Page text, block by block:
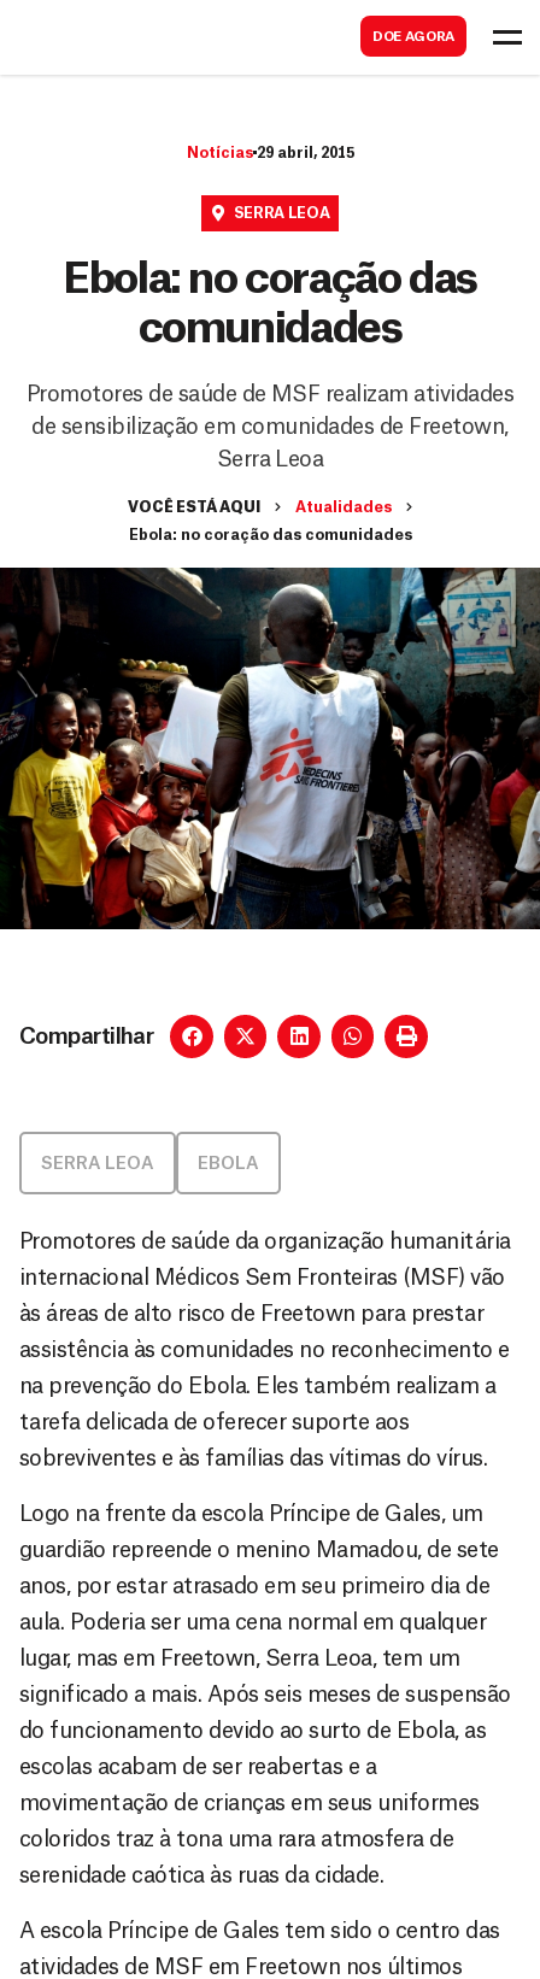
DOE AGORA
r
Notícias 29 abril, 2015
SERRA LEOA
Ebola: no coração das
comunidades
Promotores de saúde de MSF realizam atividades
de sensibilização em comunidades de Freetown,
Serra Leoa
VOCÊ ESTÁ AQUI
Atualidades
Ebola: no coração das comunidades
Compartilhar
SERRA LEOA EBOLA
Promotores de saúde da organização humanitária
internacional Médicos Sem Fronteiras (MSF) vão
às áreas de alto risco de Freetown para prestar
assistência às comunidades no reconhecimento e
na prevenção do Ebola. Eles também realizam a
tarefa delicada de oferecer suporte aos
sobreviventes e às famílias das vítimas do vírus.
Logo na frente da escola Príncipe de Gales, um
guardião repreende o menino Mamadou, de sete
anos, por estar atrasado em seu primeiro dia de
aula. Poderia ser uma cena normal em qualquer
lugar, mas em Freetown, Serra Leoa, tem um
significado a mais. Após seis meses de suspensão
do funcionamento devido ao surto de Ebola, as
escolas acabam de ser reabertas e a
movimentação de crianças em seus uniformes
coloridos traz à tona uma rara atmosfera de
serenidade caótica às ruas da cidade.
A escola Príncipe de Gales tem sido o centro das
atividades de MSF em Freetown nos últimos
a
r